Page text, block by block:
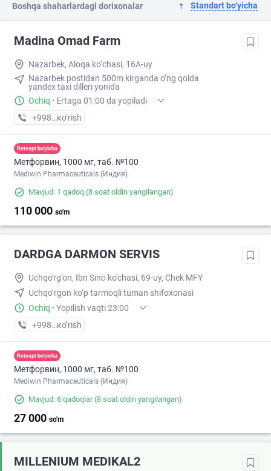
Boshqa shaharlardagi dorixonalar Standart bo‘yicha
Madina Omad Farm
Nazarbek, Aloqa ko‘chasi, 16A-uy
Nazarbek postidan 500m kirganda o’ng qolda
yandex taxi dilleri yonida
Ochiq · Ertaga 01:00 da yopiladi
+998 (97) XXX-XX-XX
кo’rish
Retsept bo'yicha
Метфорвин, 1000 мг, таб. №100
Mediwin Pharmaceuticals (Индия)
Mavjud: 1 qadoq (8 soat oldin yangilangan)
110 000 so'm
DARDGA DARMON SERVIS
Uchqo'rg'on, Ibn Sino ko'chasi, 69-uy, Chek MFY
Uchqo‘rgon ko‘p tarmoqli tuman shifoxonasi
Ochiq · Yopilish vaqti 23:00
+998 (97) XXX-XX-XX
кo’rish
Retsept bo'yicha
Метфорвин, 1000 мг, таб. №100
Mediwin Pharmaceuticals (Индия)
Mavjud: 6 qadoqlar(8 soat oldin yangilangan)
27 000 so'm
MILLENIUM MEDIKAL2